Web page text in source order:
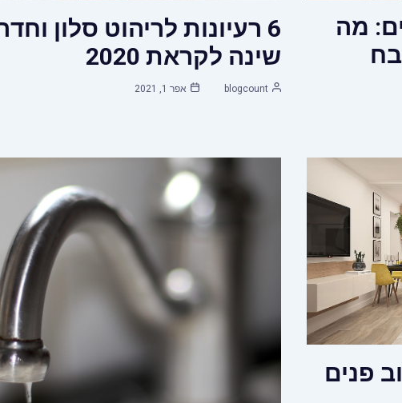
מה
6 רעיונות לריהוט סלון
שינה לקראת 2020
blogcount אפר 1, 2021